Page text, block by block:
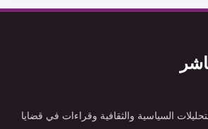
السياسية والثقافية وقراءات في قضايا